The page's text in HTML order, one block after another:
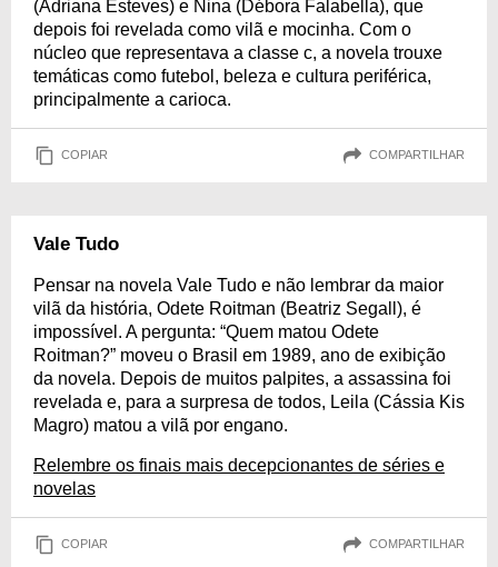
(Adriana Esteves) e Nina (Débora Falabella), que
depois foi revelada como vilã e mocinha. Com o
núcleo que representava a classe c, a novela trouxe
temáticas como futebol, beleza e cultura periférica,
principalmente a carioca.
COPIAR COMPARTILHAR
Vale Tudo
Pensar na novela Vale Tudo e não lembrar da maior
vilã da história, Odete Roitman (Beatriz Segall), é
impossível. A pergunta: “Quem matou Odete
Roitman?” moveu o Brasil em 1989, ano de exibição
da novela. Depois de muitos palpites, a assassina foi
revelada e, para a surpresa de todos, Leila (Cássia Kis
Magro) matou a vilã por engano.
Relembre os finais mais decepcionantes de séries e
novelas
COPIAR COMPARTILHAR